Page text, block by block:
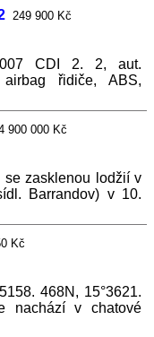
249 900 Kč
CDI 2. 2, aut.
řidiče, ABS,
900 000 Kč
zasklenou lodžií v
Barrandov) v 10.
Kč
468N, 15°3621.
nachází v chatové